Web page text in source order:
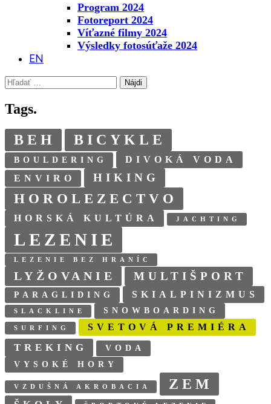
Program 2024
Fotoreport 2024
Víťazné filmy 2024
Výsledky fotosúťaže 2024
EN
Hľadať:
Tags.
BEH
BICYKLE
BOULDERING
DIVOKÁ VODA
ENVIRO
HIKING
HOROLEZECTVO
HORSKÁ KULTÚRA JACHTING
LEZENIE
LEZENIE BEZ HRANÍC
LYŽOVANIE MULTIŠPORT
PARAGLIDING SKIALPINIZMUS
SLACKLINE SNOWBOARDING
SURFING SVETOVÁ PREMIÉRA
TREKING
VODA
VYSOKÉ HORY
VZDUŠNÁ AKROBACIA ZEM